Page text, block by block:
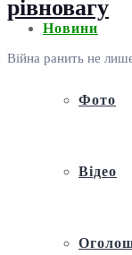
Новини
Фото
Відео
рівновагу
Війна ранить не